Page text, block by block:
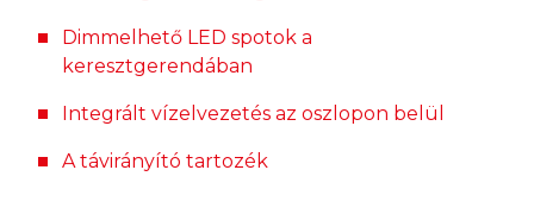
Dimmelhető LED spotok a
keresztgerendában
Integrált vízelvezetés az oszlopon belül
A távirányító tartozék